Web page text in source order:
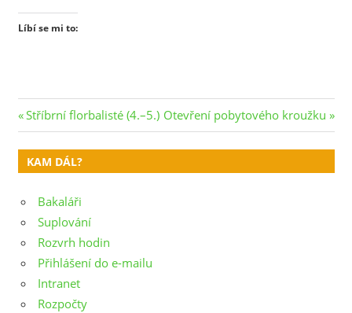
Líbí se mi to:
Navigace
pro
příspěvek
Previous
Post:
Stříbrní florbalisté (4.–5.) Next
Post:
Otevření pobytového kroužku
KAM DÁL?
Bakaláři
Suplování
Rozvrh hodin
Přihlášení do e-mailu
Intranet
Rozpočty